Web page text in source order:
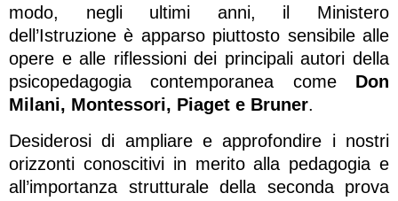
modo, negli ultimi anni, il Ministero
dell’Istruzione è apparso piuttosto sensibile alle
opere e alle riflessioni dei principali autori della
psicopedagogia contemporanea come Don
Milani, Montessori, Piaget e Bruner.
Desiderosi di ampliare e approfondire i nostri
orizzonti conoscitivi in merito alla pedagogia e
all’importanza strutturale della seconda prova